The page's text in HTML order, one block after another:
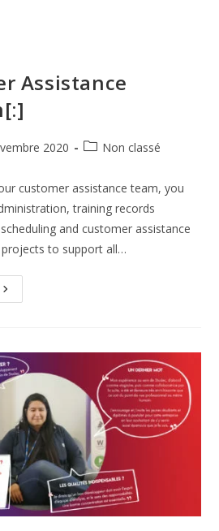
Assistance
2020 Non classé
customer assistance team, you
training records
and customer assistance
to support all…